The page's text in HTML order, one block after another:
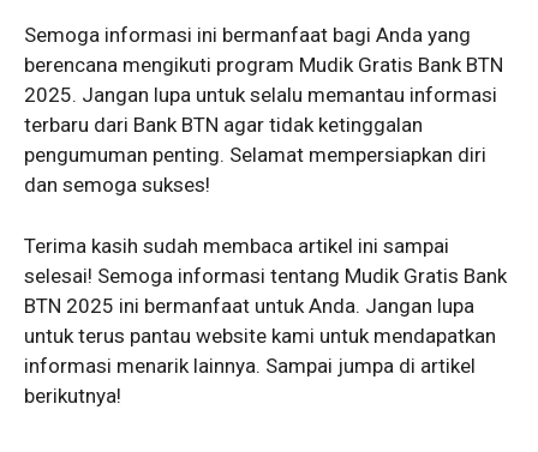
Semoga informasi ini bermanfaat bagi Anda yang
berencana mengikuti program Mudik Gratis Bank BTN
2025. Jangan lupa untuk selalu memantau informasi
terbaru dari Bank BTN agar tidak ketinggalan
pengumuman penting. Selamat mempersiapkan diri
dan semoga sukses!
Terima kasih sudah membaca artikel ini sampai
selesai! Semoga informasi tentang Mudik Gratis Bank
BTN 2025 ini bermanfaat untuk Anda. Jangan lupa
untuk terus pantau website kami untuk mendapatkan
informasi menarik lainnya. Sampai jumpa di artikel
berikutnya!